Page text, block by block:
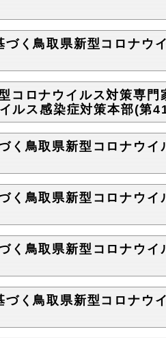
く鳥取県新型コロナウ
コロナウイルス対策専門
ルス感染症対策本部(第
く鳥取県新型コロナウ
く鳥取県新型コロナウ
く鳥取県新型コロナウ
く鳥取県新型コロナウ